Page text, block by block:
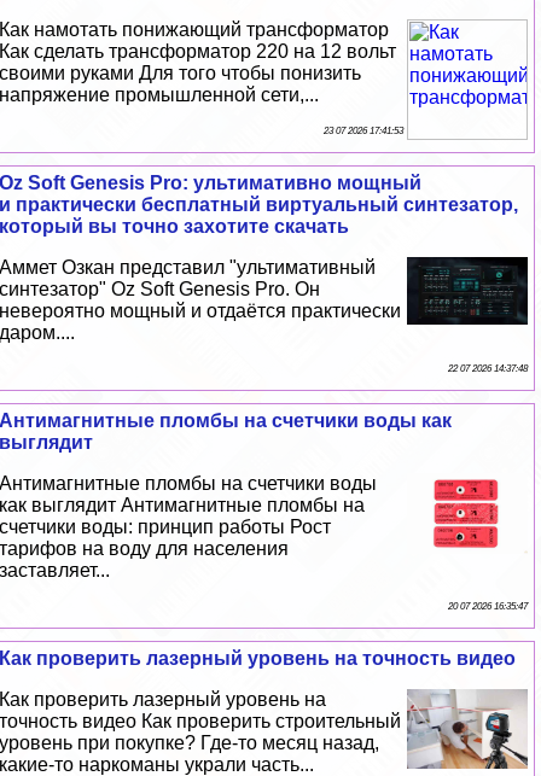
Как намотать понижающий трaнcформатор
Как сделать трaнcформатор 220 на 12 вольт
своими руками Для того чтобы понизить
напряжение промышленной сети,...
23 07 2026 17:41:53
Oz Soft Genesis Pro: ультимативно мощный
и пpaктически бесплатный виртуальный синтезатор,
который вы точно захотите скачать
Аммет Озкан представил "ультимативный
синтезатор" Oz Soft Genesis Pro. Он
невероятно мощный и отдаётся пpaктически
даром....
22 07 2026 14:37:48
Антимагнитные пломбы на счетчики воды как
выглядит
Антимагнитные пломбы на счетчики воды
как выглядит Антимагнитные пломбы на
счетчики воды: принцип работы Рост
тарифов на воду для населения
заставляет...
20 07 2026 16:35:47
Как проверить лазерный уровень на точность видео
Как проверить лазерный уровень на
точность видео Как проверить строительный
уровень при покупке? Где-то месяц назад,
какие-то наркоманы украли часть...